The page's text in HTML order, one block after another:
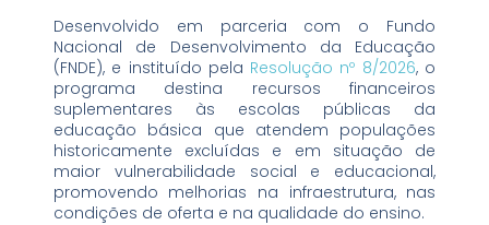
Desenvolvido em parceria com o Fundo
Nacional de Desenvolvimento da Educação
(FNDE), e instituído pela Resolução nº 8/2026, o
programa destina recursos financeiros
suplementares às escolas públicas da
educação básica que atendem populações
historicamente excluídas e em situação de
maior vulnerabilidade social e educacional,
promovendo melhorias na infraestrutura, nas
condições de oferta e na qualidade do ensino.